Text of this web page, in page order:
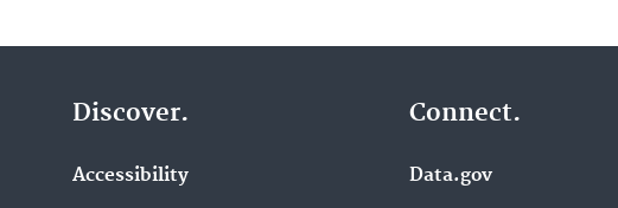
Discover.
Accessibility
Connect.
Data.gov